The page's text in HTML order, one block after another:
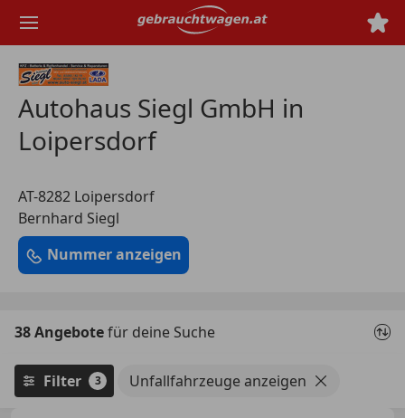
Hauptinhalt
Autohaus Siegl GmbH in
Loipersdorf
AT-8282 Loipersdorf
Bernhard Siegl
Nummer anzeigen
38 Angebotefür deine Suche
Filter 3 Unfallfahrzeuge anzeigen